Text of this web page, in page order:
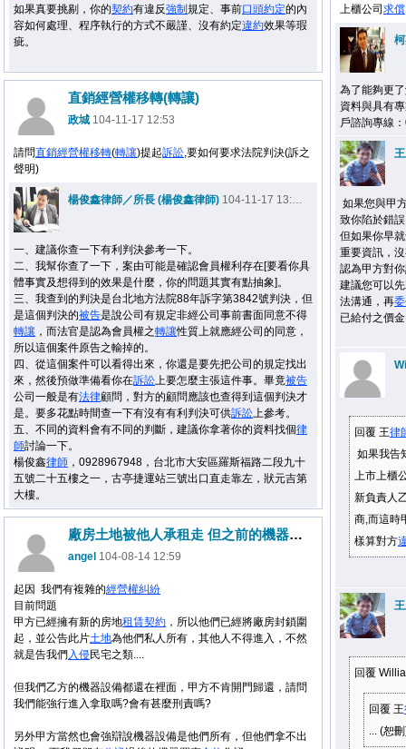
如果真要挑剔，你的契約有違反強制 規定、事前口頭約定的內
容如何處理、程序執行的方式不嚴謹、沒有約定違約效果等瑕
疵。
上櫃公司 求償
為了能夠更
資料與具有
戶諮詢專線
如果您與甲
致你陷於錯
但如果你早
重要資訊，
認為甲方對你
建議您可以
法溝通，再
已給付之價
回覆 王律
如果我告
上市上櫃
新負責人
商,而這時
樣算對方
回覆
回覆 王
... (恕
直銷經營權移轉(轉讓)
政城 104-11-17 12:53
請問直銷經營權移轉(轉讓)提起訴訟,要如何要求法院判決(訴之
聲明)
楊俊鑫律師／所長 (楊俊鑫律師) 104-11-17 13:43
一、建議你查一下有利判決參考一下。
二、我幫你查了一下，案由可能是確認會員權利存在[要看你具
體事實及想得到的效果是什麼，你的問題其實有點抽象]。
三、我查到的判決是台北地方法院88年訴字第3842號判決，但
是這個判決的被告是說公司有規定非經公司事前書面同意不得
轉讓 ，而法官是認為會員權之轉讓性質上就應經公司的同意，
所以這個案件原告之輸掉的。
四、從這個案件可以看得出來，你還是要先把公司的規定找出
來，然後預做準備看你在訴訟上要怎麼主張這件事。畢竟被告
公司一般是有法律顧問，對方的顧問應該也查得到這個判決才
是。要多花點時間查一下有沒有有利判決可供訴訟上參考。
五、不同的資料會有不同的判斷，建議你拿著你的資料找個律
師討論一下。
楊俊鑫律師 ，0928967948，台北市大安區羅斯福路二段九十
五號二十五樓之一，古亭捷運站三號出口直走靠左，狀元吉第
大樓。
廠房土地被他人承租走 但之前的機器設備還在裡面不願歸還
angel 104-08-14 12:59
起因 我們有複雜的經營權糾紛
目前問題
甲方已經擁有新的房地租賃契約 ，所以他們已經將廠房封鎖圍
起，並公告此片土地為他們私人所有，其他人不得進入，不然
就是告我們 入侵民宅之類....
但我們乙方的機器設備都還在裡面，甲方不肯開門歸還，請問
我們能強行進入拿取嗎?會有甚麼刑責嗎?
另外甲方當然也會強辯說機器設備是他們所有，但他們拿不出